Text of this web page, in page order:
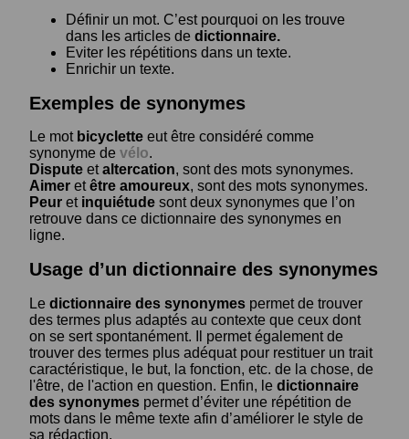
Définir un mot. C’est pourquoi on les trouve
dans les articles de dictionnaire.
Eviter les répétitions dans un texte.
Enrichir un texte.
Exemples de synonymes
Le mot bicyclette eut être considéré comme
synonyme de vélo.
Dispute etaltercation, sont des mots synonymes.
Aimer etêtre amoureux, sont des mots synonymes.
Peur et inquiétude sont deux synonymes que l’on
retrouve dans ce dictionnaire des synonymes en
ligne.
Usage d’un dictionnaire des synonymes
Le dictionnaire des synonymes permet de trouver
des termes plus adaptés au contexte que ceux dont
on se sert spontanément. Il permet également de
trouver des termes plus adéquat pour restituer un trait
caractéristique, le but, la fonction, etc. de la chose, de
l'être, de l'action en question. Enfin, le dictionnaire
des synonymes permet d’éviter une répétition de
mots dans le même texte afin d’améliorer le style de
sa rédaction.